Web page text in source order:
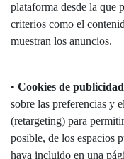
plataforma desde la que
criterios como el
muestran los anuncios.
• Cookies de
sobre las preferencias y
(retargeting) para
posible, de los espacios
haya incluido en una